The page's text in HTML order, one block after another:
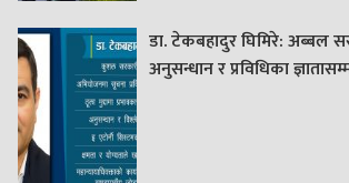
डा. टेकबहादुर घिमिरे: अब्बल
अनुसन्धान र प्रविधिका